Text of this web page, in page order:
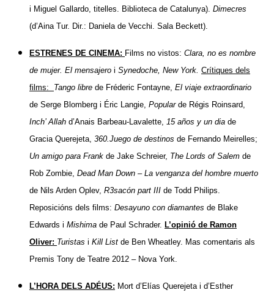
i Miguel Gallardo, titelles. Biblioteca de Catalunya). Dimecres
(d’Aina Tur. Dir.: Daniela de Vecchi. Sala Beckett).
ESTRENES DE CINEMA: Films no vistos: Clara, no es nombre
de mujer. El mensajero i Synedoche, New York. Crítiques dels
films: Tango libre de Fréderic Fontayne, El viaje extraordinario
de Serge Blomberg i Éric Langie, Popular de Régis Roinsard,
Inch’ Allah d’Anais Barbeau-Lavalette, 15 años y un dia de
Gracia Querejeta, 360.Juego de destinos de Fernando Meirelles;
Un amigo para Frank de Jake Schreier, The Lords of Salem de
Rob Zombie, Dead Man Down – La venganza del hombre muerto
de Nils Arden Oplev, R3sacón part III de Todd Philips.
Reposicións dels films: Desayuno con diamantes de Blake
Edwards i Mishima de Paul Schrader. L’opinió de Ramon
Oliver: Turistas i Kill List de Ben Wheatley. Mas comentaris als
Premis Tony de Teatre 2012 – Nova York.
L’HORA DELS ADÉUS: Mort d’Elías Querejeta i d’Esther